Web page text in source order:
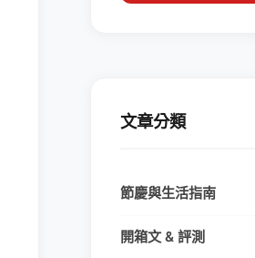
文章分類
節慶與生活指南
開箱文 & 評測